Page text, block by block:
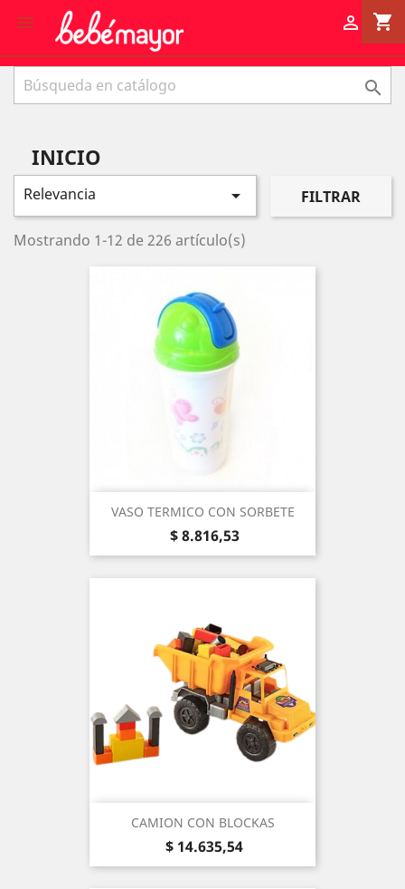
 shopping_cart


INICIO
Relevancia  FILTRAR
Mostrando 1-12 de 226 artículo(s)
VASO TERMICO CON SORBETE
Precio
$ 8.816,53
CAMION CON BLOCKAS
Precio
$ 14.635,54